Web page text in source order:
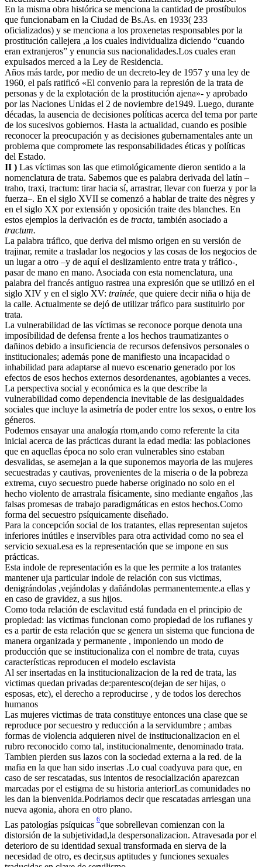
En la misma obra histórica se menciona la cantidad de prostíbulos
que funcionabam en la Ciudad de Bs.As. en 1933( 233
oficializados) y se menciona a los proxenetas responsables por la
prostitución callejera ,a los cuales individualiza diciendo “cuando
eran extranjeros” y enuncia sus nacionalidades.Los cuales eran
expulsados merced a la Ley de Residencia.
Años más tarde, por medio de un decreto-ley de 1957 y una ley de
1960, el país ratificó «El convenio para la represión de la trata de
personas y de la explotación de la prostitución ajena»- y aprobado
por las Naciones Unidas el 2 de noviembre de1949. Luego, durante
décadas, la ausencia de decisiones políticas acerca del tema por parte
de los sucesivos gobiernos. Hasta la actualidad, cuando es posible
reconocer la preocupación y as decisiones gubernamentales ante un
problema que compromete las responsabilidades éticas y políticas
del Estado.
II ) Las víctimas son las que etimológicamente dieron sentido a la
nomenclatura de trata. Sabemos que es palabra derivada del latín –
traho, traxi, tractum: tirar hacia sí, arrastrar, llevar con fuerza y por la
fuerza–. En el siglo XVII se comenzó a hablar de traite des nègres y
en el siglo XX por extensión y oposición traite des blanches. En
estos ejemplos la derivación es de tracta, también asociado a
tractum.
La palabra tráfico, que deriva del mismo origen en su versión de
trajinar, remite a trasladar los negocios y las cosas de los negocios de
un lugar a otro –y de aquí el deslizamiento entre trata y tráfico-,
pasar de mano en mano. Asociada con esta nomenclatura, una
palabra del francés antiguo rastrea una expresión que se utilizó en el
siglo XIV y en el siglo XV: trainée, que quiere decir niña o hija de
la calle. Actualmente se dejó de utilizar tráfico para sustituirlo por
trata.
La vulnerabilidad de las víctimas se reconoce porque denota una
imposibilidad de defensa frente a los hechos traumatizantes o
dañinos debido a insuficiencia de recursos defensivos personales o
institucionales; además pone de manifiesto una incapacidad o
inhabilidad para adaptarse al nuevo escenario generado por los
efectos de esos hechos externos desordenantes, agobiantes a veces.
La perspectiva social y económica es la que describe la
vulnerabilidad como dependencia inevitable de las desigualdades
sociales que incluye la asimetría de poder entre los sexos, o entre los
géneros.
Podemos ensayar una analogía rtom,ando como referente la cita
inicial acerca de las prácticas durant la edad media: las poblaciones
que en aquellas época no solo eran vulnerables sino estaban
desvalidas, se asemejan a la que suponemos mayoria de las mujeres
secuestradas y cautivas, provenientes de la miseria o de la pobreza
extrema, cuyo secuestro puede haberse originado no solo en el
hecho violento de arrastrala físicamente, sino mediante engaños ,las
falsas promesas de trabajo paradigmáticas en estos hechos.Como
forma del secuestro psíquicamente diseñado.
Para la concepción social de los tratantes, ellas representan sujetos
inferiores inútiles e inservibles para otra actividad como no sea el
servicio sexual.esa es la representación que se impone en sus
prácticas.
Esta indole de representación es la que les permite a los tratantes
mantener uja particular indole de relación con sus victimas,
denigrándolas ,vejándolas y dañándolas permanentemente.a ellas y
en caso de gravidez, a sus hijos.
Como toda relación de esclavitud está fundada en el principio de
propiedad: las victimas funcionan como propiedad de los rufianes y
es a partir de esta relación que se genera un sistema que funciona de
manera organizada y permanente , imponiendo un modo de
producción que se institucionaliza con el nombre de trata, cuyas
características reproducen el modelo esclavista
Al ser insertadas en la institucionalizacion de la red de trata, las
victimas quedan privadas de:parentesco(dejan de ser hijas, o
esposas, etc), el derecho a reproducirse , y de todos los derechos
humanos
Las mujeres victimas de trata constituye entonces una clase que se
reproduce por secuestro y reducción a la servidumbre ; ambas
formas de violencia adquieren nivel de institucionalizacion en el
rubro reconocido como tal, institucionalmente, denominado trata.
Tambien pierden sus lazos con la sociedad externa a la red. de la
mafia en la que han sido insertas .Lo cual coadyuva para que, en
caso de ser rescatadas, sus intentos de resocialización aparezcan
marcadas por el estigma de su historia anteriorLas comunidades no
les dan la bienvenida.Podriamos decir que rescatadas arriesgan una
nueva agonia, ahora en otro plano.
Las patologías psíquicas
6
que sobrellevan comienzan con la
distorsión de la subjetividad,la despersonalizacion. Atravesada por el
deterioro de su identidad sexual transformada en sierva de la
necesidad de otro, es decir,sus aptitudes y funciones sexuales